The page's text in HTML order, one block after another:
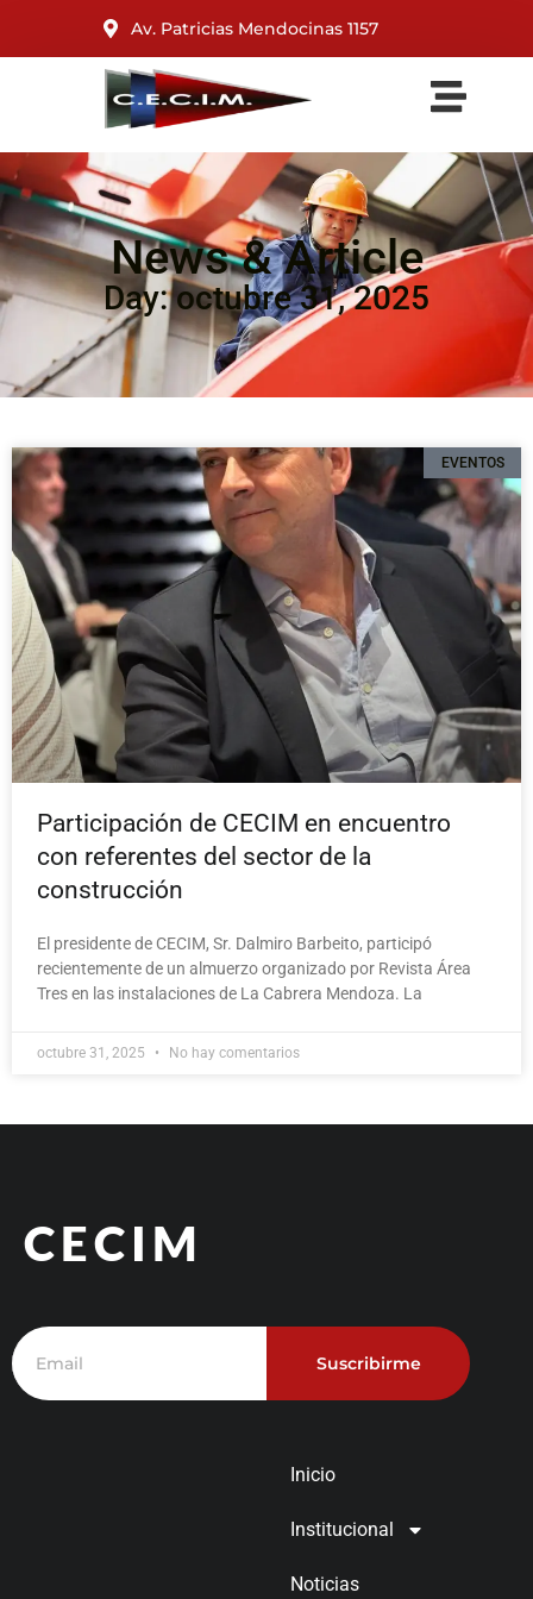
Av. Patricias Mendocinas 1157
News & Article
Day: octubre 31, 2025
EVENTOS
Participación de CECIM en encuentro
con referentes del sector de la
construcción
El presidente de CECIM, Sr. Dalmiro Barbeito, participó
recientemente de un almuerzo organizado por Revista Área
Tres en las instalaciones de La Cabrera Mendoza. La
octubre 31, 2025 No hay comentarios
CECIM
Suscribirme
Inicio
Institucional
Noticias